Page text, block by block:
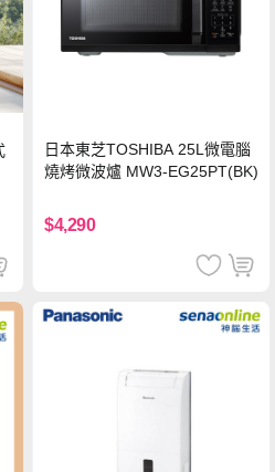
日本東芝TOSHIBA 25L微電腦
燒烤微波爐 MW3-EG25PT(BK)
$4,290